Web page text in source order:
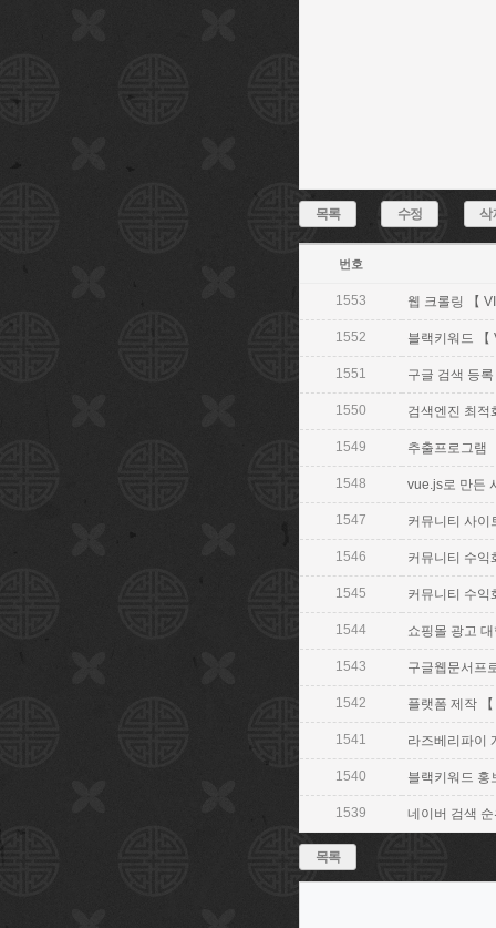
목록 수정 삭
번호
1553 웹 크롤링 【
1552 블랙키워드 【
1551 구글 검색 등
1550 검색엔진 최적
1549 추출프로그램
1548 vue.js로 만든
1547 커뮤니티 사이
1546 커뮤니티 수익
1545 커뮤니티 수익
1544 쇼핑몰 광고
1543 구글웹문서프
1542 플랫폼 제작
1541 라즈베리파이
1540 블랙키워드 홍
1539 네이버 검색
목록